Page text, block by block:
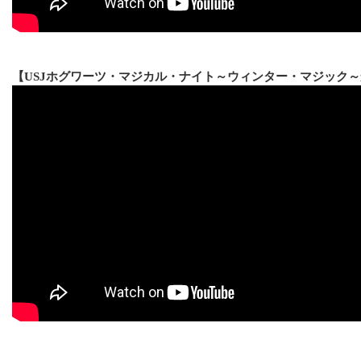
【USJホグワーツ・マジカル・ナイト～ウィンター・マジック